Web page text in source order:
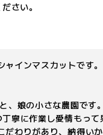
さい。
インマスカットです。
、娘の小さな農園です。
寧に作業し愛情もって
わりがあり、納得い